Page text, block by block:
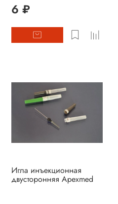
6 ₽
Игла инъекционная
двусторонняя Apexmed